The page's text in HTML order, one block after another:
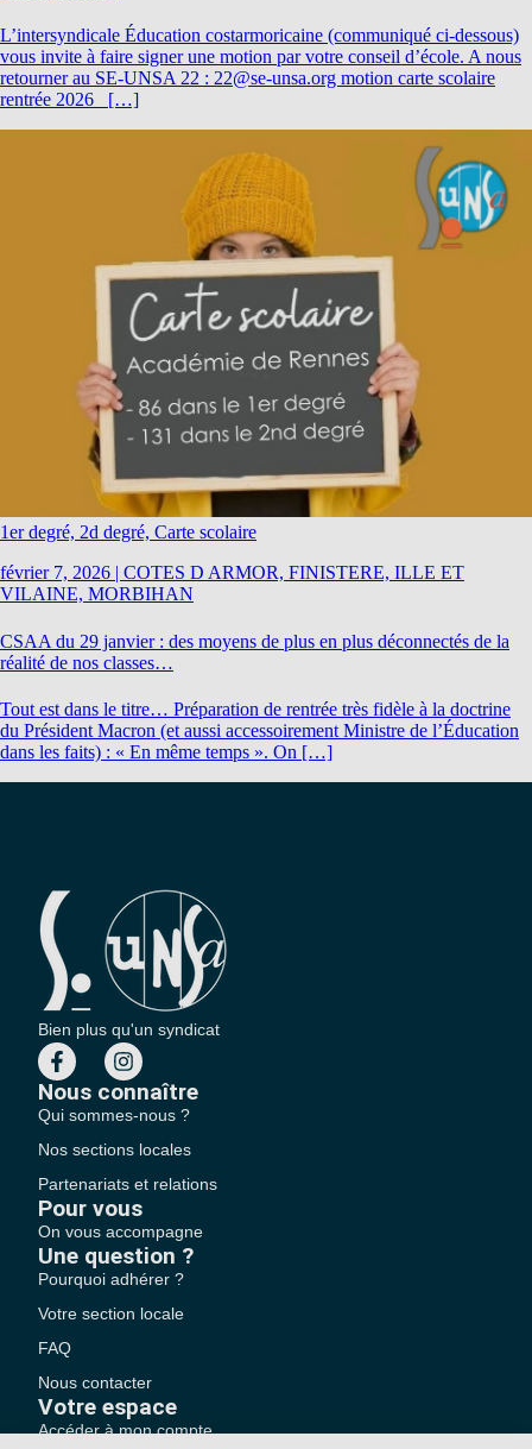
L’intersyndicale Éducation costarmoricaine (communiqué ci-dessous)
vous invite à faire signer une motion par votre conseil d’école. A nous
retourner au SE-UNSA 22 : 22@se-unsa.org motion carte scolaire
rentrée 2026 […]
1er degré, 2d degré, Carte scolaire
février 7, 2026 | COTES D ARMOR, FINISTERE, ILLE ET
VILAINE, MORBIHAN
CSAA du 29 janvier : des moyens de plus en plus déconnectés de la
réalité de nos classes…
Tout est dans le titre… Préparation de rentrée très fidèle à la doctrine
du Président Macron (et aussi accessoirement Ministre de l’Éducation
dans les faits) : « En même temps ». On […]
Bien plus qu'un syndicat
Nous connaître
Qui sommes-nous ?
Nos sections locales
Partenariats et relations
Pour vous
On vous accompagne
Une question ?
Pourquoi adhérer ?
Votre section locale
FAQ
Nous contacter
Votre espace
Accéder à mon compte